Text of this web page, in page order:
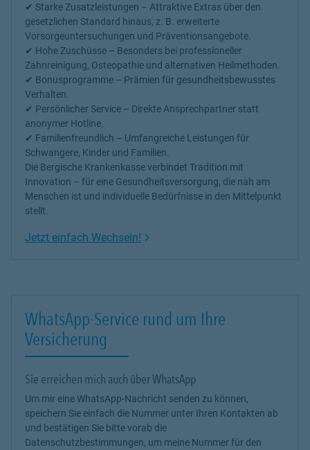
✔ Starke Zusatzleistungen – Attraktive Extras über den
gesetzlichen Standard hinaus, z. B. erweiterte
Vorsorgeuntersuchungen und Präventionsangebote.
✔ Hohe Zuschüsse – Besonders bei professioneller
Zahnreinigung, Osteopathie und alternativen Heilmethoden.
✔ Bonusprogramme – Prämien für gesundheitsbewusstes
Verhalten.
✔ Persönlicher Service – Direkte Ansprechpartner statt
anonymer Hotline.
✔ Familienfreundlich – Umfangreiche Leistungen für
Schwangere, Kinder und Familien.
Die Bergische Krankenkasse verbindet Tradition mit
Innovation – für eine Gesundheitsversorgung, die nah am
Menschen ist und individuelle Bedürfnisse in den Mittelpunkt
stellt.
Jetzt einfach Wechseln! Link Opens in New Tab
WhatsApp-Service rund um Ihre
Versicherung
Sie erreichen mich auch über WhatsApp
Um mir eine WhatsApp-Nachricht senden zu können,
speichern Sie einfach die Nummer unter Ihren Kontakten ab
und bestätigen Sie bitte vorab die
Datenschutzbestimmungen, um meine Nummer für den